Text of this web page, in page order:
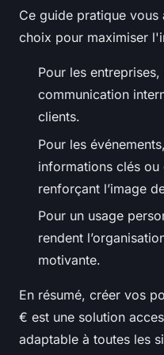
Ce guide pratique
choix pour maximiser
Pour les
communication
clients.
Pour les
informations clés
renforçant l’image
Pour un usage
rendent
motivante.
En résumé, créer vos
€ est une solution
adaptable à toutes les